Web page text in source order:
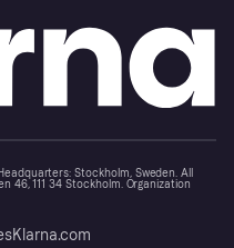
Stockholm, Sweden. All
46, 111 34 Stockholm. Organization
Klarna.com